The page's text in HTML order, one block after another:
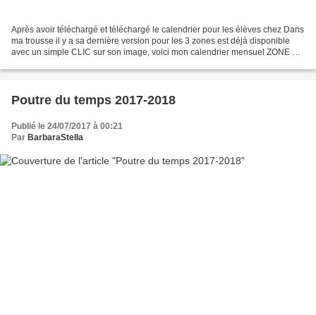
Après avoir téléchargé et téléchargé le calendrier pour les élèves chez Dans
ma trousse il y a sa dernière version pour les 3 zones est déjà disponible
avec un simple CLIC sur son image, voici mon calendrier mensuel ZONE C
Poutre du temps 2017-2018
Publié le 24/07/2017 à 00:21
Par BarbaraStella